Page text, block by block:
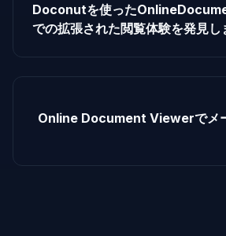
Doconutを使った
での拡張された閲覧体験を発見し
Online Document Viewerでメ